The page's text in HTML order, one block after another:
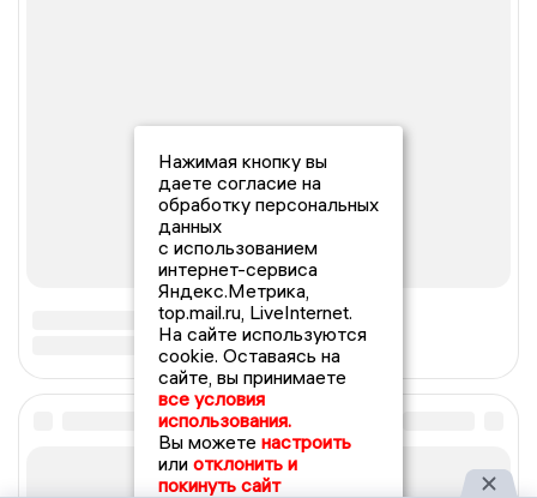
Нажимая кнопку вы
даете согласие на
обработку персональных
данных
с использованием
интернет-сервиса
Яндекс.Метрика,
top.mail.ru, LiveInternet.
На сайте используются
cookie. Оставаясь на
сайте, вы принимаете
все условия
использования.
Вы можете настроить
или отклонить и
покинуть сайт